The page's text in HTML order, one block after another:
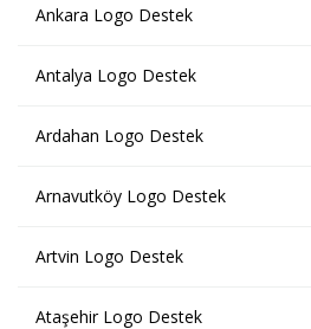
Ankara Logo Destek
Antalya Logo Destek
Ardahan Logo Destek
Arnavutköy Logo Destek
Artvin Logo Destek
Ataşehir Logo Destek